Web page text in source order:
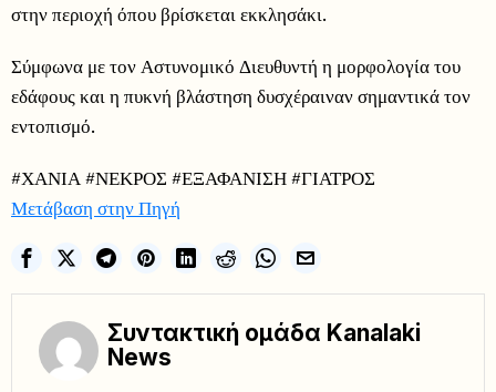
στην περιοχή όπου βρίσκεται εκκλησάκι.
Σύμφωνα με τον Αστυνομικό Διευθυντή η μορφολογία του
εδάφους και η πυκνή βλάστηση δυσχέραιναν σημαντικά τον
εντοπισμό.
#ΧΑΝΙΑ #ΝΕΚΡΟΣ #ΕΞΑΦΑΝΙΣΗ #ΓΙΑΤΡΟΣ
Μετάβαση στην Πηγή
Συντακτική ομάδα Kanalaki
News